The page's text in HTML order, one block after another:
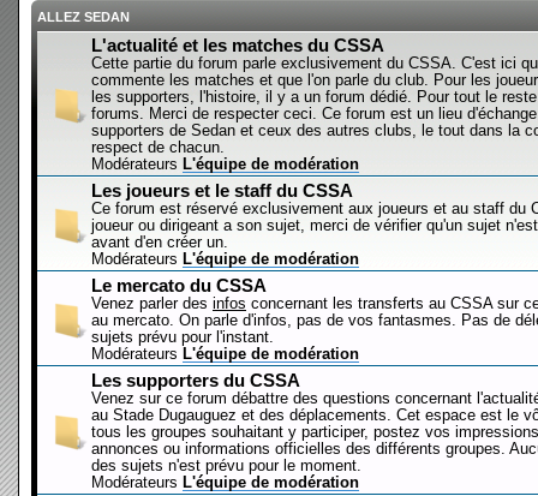
ALLEZ SEDAN
L'actualité et les matches du CSSA
Cette partie du forum parle exclusivement du CSSA. C'est ici
commente les matches et que l'on parle du club. Pour les
les supporters, l'histoire, il y a un forum dédié. Pour tout le
forums. Merci de respecter ceci. Ce forum est un lieu
supporters de Sedan et ceux des autres clubs, le tout dans la
respect de chacun.
Modérateurs L'équipe de modération
Les joueurs et le staff du CSSA
Ce forum est réservé exclusivement aux joueurs et au staff du
joueur ou dirigeant a son sujet, merci de vérifier qu'un sujet
avant d'en créer un.
Modérateurs L'équipe de modération
Le mercato du CSSA
Venez parler des infos concernant les transferts au CSSA sur
au mercato. On parle d'infos, pas de vos fantasmes. Pas de
sujets prévu pour l'instant.
Modérateurs L'équipe de modération
Les supporters du CSSA
Venez sur ce forum débattre des questions concernant
au Stade Dugauguez et des déplacements. Cet espace est le
tous les groupes souhaitant y participer, postez vos
annonces ou informations officielles des différents groupes.
des sujets n'est prévu pour le moment.
Modérateurs L'équipe de modération